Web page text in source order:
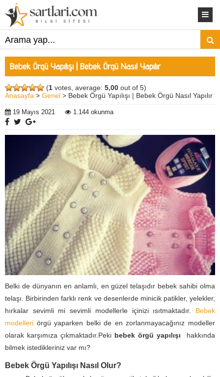
Bebek Örgü Yapılışı | Bebek Örgü Nasıl Yapılır
(1 votes, average: 5,00 out of 5)
Anasayfa > Genel > Bebek Örgü Yapılışı | Bebek Örgü Nasıl Yapılır
19 Mayıs 2021 1.144 okunma
Belki de dünyanın en anlamlı, en güzel telaşıdır bebek sahibi olma
telaşı. Birbirinden farklı renk ve desenlerde minicik patikler, yelekler,
hırkalar sevimli mi sevimli modellerle içinizi ısıtmaktadır. Bebek
modelleri örgü yaparken belki de en zorlanmayacağınız modeller
olarak karşımıza çıkmaktadır.Peki bebek örgü yapılışı
hakkında
bilmek istedikleriniz var mı?
Bebek Örgü Yapılışı Nasıl Olur?